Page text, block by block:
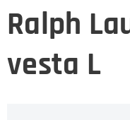
Ralph
vesta L